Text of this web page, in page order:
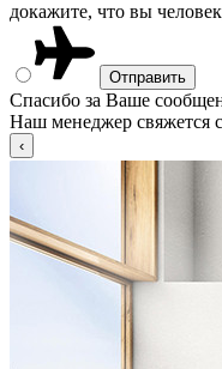
докажите, что вы
Спасибо за Ваше
Наш менеджер свяжется